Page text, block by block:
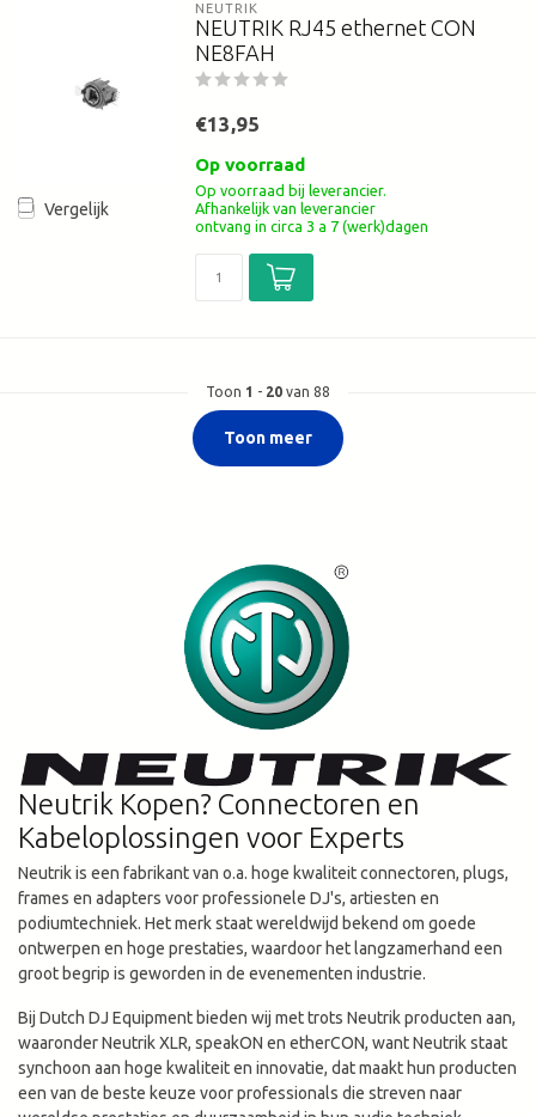
Vergelijk
NEUTRIK
NEUTRIK RJ45 ethernet CON
NE8FAH
€13,95
Op voorraad
Op voorraad bij leverancier.
Afhankelijk van leverancier
ontvang in circa 3 a 7 (werk)dagen
Toon 1 - 20 van 88
Toon meer
Neutrik Kopen? Connectoren en
Kabeloplossingen voor Experts
Neutrik is een fabrikant van o.a. hoge kwaliteit connectoren, plugs,
frames en adapters voor professionele DJ's, artiesten en
podiumtechniek. Het merk staat wereldwijd bekend om goede
ontwerpen en hoge prestaties, waardoor het langzamerhand een
groot begrip is geworden in de evenementen industrie.
Bij Dutch DJ Equipment bieden wij met trots Neutrik producten aan,
waaronder Neutrik XLR, speakON en etherCON, want Neutrik staat
synchoon aan hoge kwaliteit en innovatie, dat maakt hun producten
een van de beste keuze voor professionals die streven naar